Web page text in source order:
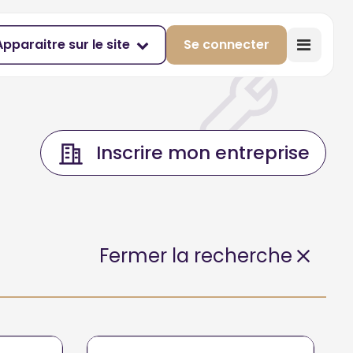
sur le site Se connecter
Inscrire mon entreprise
Fermer la recherche